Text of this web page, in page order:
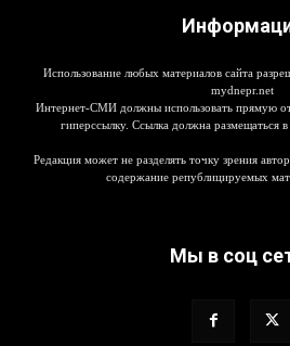
Использование любых материалов сайта
mydnepr.net
Интернет-СМИ должны использовать прямую
гиперссылку. Ссылка должна размещаться в
Редакция может не разделять точку зрения
содержание републицируемых
Мы в соц